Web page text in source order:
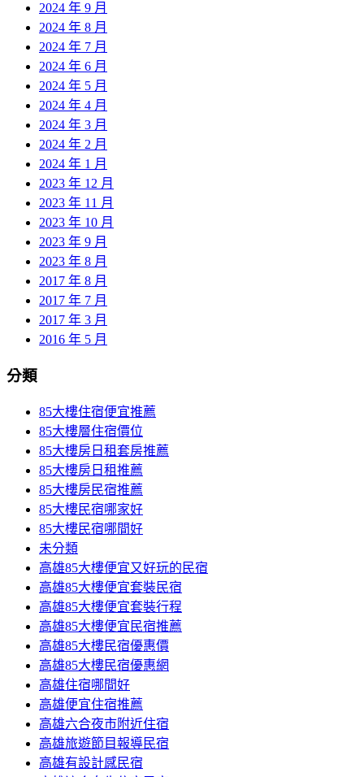
2024 年 9 月
2024 年 8 月
2024 年 7 月
2024 年 6 月
2024 年 5 月
2024 年 4 月
2024 年 3 月
2024 年 2 月
2024 年 1 月
2023 年 12 月
2023 年 11 月
2023 年 10 月
2023 年 9 月
2023 年 8 月
2017 年 8 月
2017 年 7 月
2017 年 3 月
2016 年 5 月
分類
85大樓住宿便宜推薦
85大樓層住宿價位
85大樓房日租套房推薦
85大樓房日租推薦
85大樓房民宿推薦
85大樓民宿哪家好
85大樓民宿哪間好
未分類
高雄85大樓便宜又好玩的民宿
高雄85大樓便宜套裝民宿
高雄85大樓便宜套裝行程
高雄85大樓便宜民宿推薦
高雄85大樓民宿優惠價
高雄85大樓民宿優惠網
高雄住宿哪間好
高雄便宜住宿推薦
高雄六合夜市附近住宿
高雄旅遊節目報導民宿
高雄有設計感民宿